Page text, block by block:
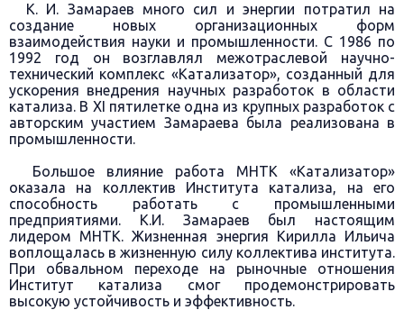
К. И. Замараев много сил и энергии потратил на
создание новых организационных форм
взаимодействия науки и промышленности. С 1986 по
1992 год он возглавлял межотраслевой научно-
технический комплекс «Катализатор», созданный для
ускорения внедрения научных разработок в области
катализа. В XI пятилетке одна из крупных разработок с
авторским участием Замараева была реализована в
промышленности.
Большое влияние работа МНТК «Катализатор»
оказала на коллектив Института катализа, на его
способность работать с промышленными
предприятиями. К.И. Замараев был настоящим
лидером МНТК. Жизненная энергия Кирилла Ильича
воплощалась в жизненную силу коллектива института.
При обвальном переходе на рыночные отношения
Институт катализа смог продемонстрировать
высокую устойчивость и эффективность.